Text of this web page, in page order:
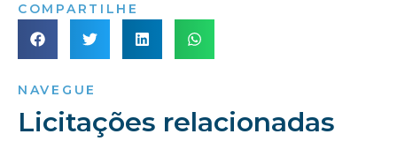
COMPARTILHE
NAVEGUE
Licitações relacionadas